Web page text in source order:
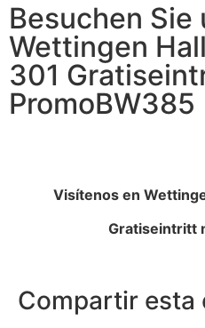
Besuchen Sie
Wettingen
301
PromoBW385
Visítenos en
Gratiseintritt
Compartir esta